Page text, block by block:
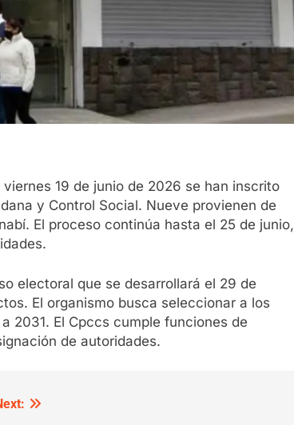
19 de junio de 2026 se han inscrito
y Control Social. Nueve provienen de
El proceso continúa hasta el 25 de junio,
electoral que se desarrollará el 29 de
El organismo busca seleccionar a los
2031. El Cpccs cumple funciones de
de autoridades.